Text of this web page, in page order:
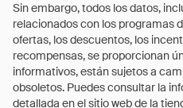
Sin embargo, todos los datos,
relacionados con los programas
ofertas, los descuentos, los
recompensas, se proporcionan
informativos, están sujetos a
obsoletos. Puedes consultar la
detallada en el sitio web de la